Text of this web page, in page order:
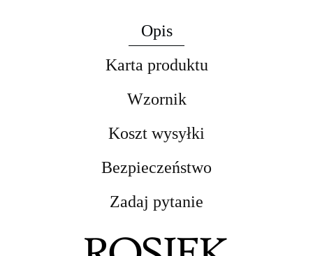
Opis
Karta produktu
Wzornik
Koszt wysyłki
Bezpieczeństwo
Zadaj pytanie